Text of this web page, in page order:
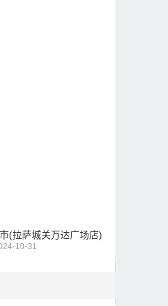
(拉萨城关万达广场店)
10-31